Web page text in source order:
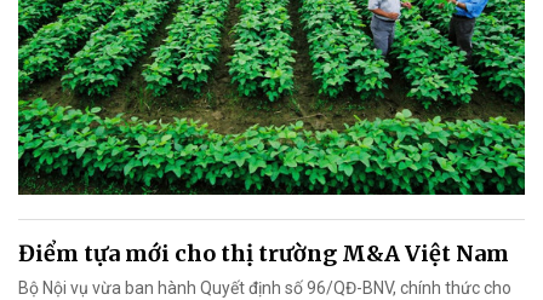
Điểm tựa mới cho thị trường M&A Việt Nam
Bộ Nội vụ vừa ban hành Quyết định số 96/QĐ-BNV, chính thức cho